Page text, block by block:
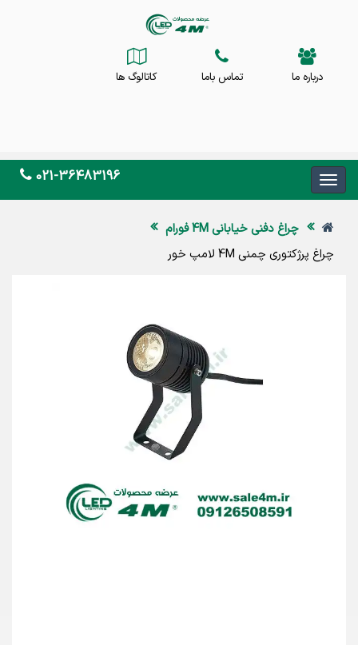
درباره ما تماس باما کاتالوگ ها
021-36483196
چراغ دفنی خیابانی 4M فورام
چراغ پرژکتوری چمنی 4M لامپ خور